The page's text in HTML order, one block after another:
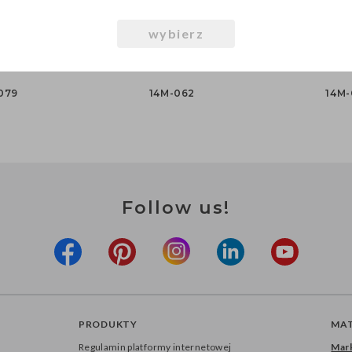
Balony 30cm, Metallic
14M-062
Follow us!
PRODUKTY
Regulamin platformy internetowej
wybierz